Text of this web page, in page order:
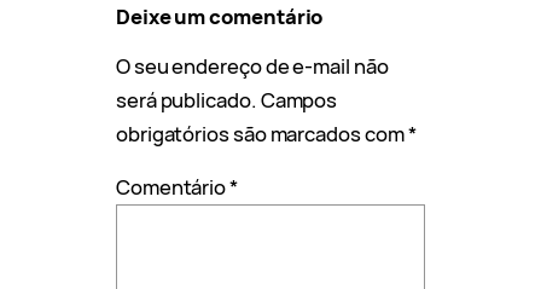
Deixe um comentário
O seu endereço de e-mail não
será publicado. Campos
obrigatórios são marcados com*
Comentário*